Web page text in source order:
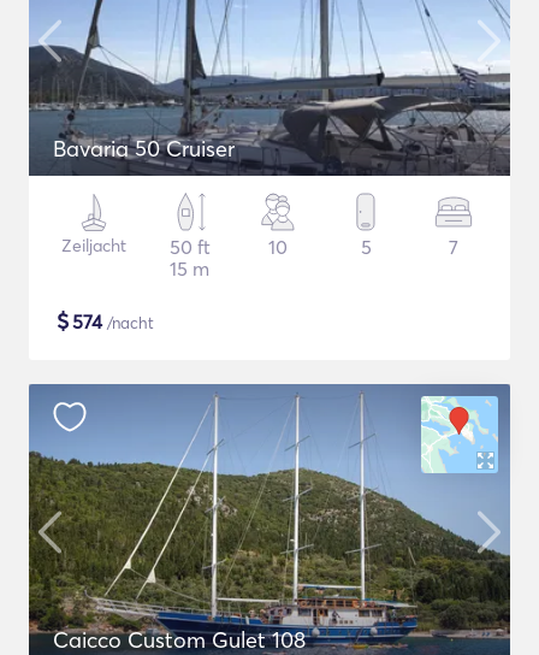
Bavaria 50 Cruiser
Zeiljacht
50 ft
15 m
10 5 7
$574/nacht
Caicco Custom Gulet 108